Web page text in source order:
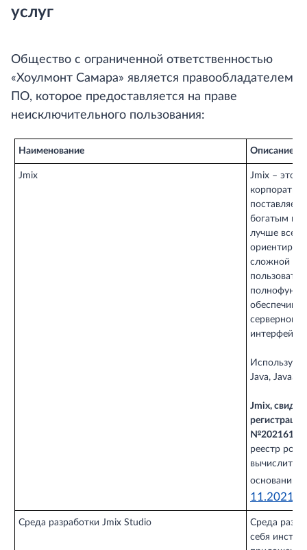
услуг
Общество с ограниченной ответственностью
«Хоулмонт Самара» является правообладателем
ПО, которое предоставляется на праве
неисключительного пользования:
Наименование Описание
Jmix
Jmix – это
богатым
лучше
сложной
серверной
интерфейса
Java,
Jmix,
реестр
основании
11.2021
Среда разработки Jmix Studio
Среда
себя